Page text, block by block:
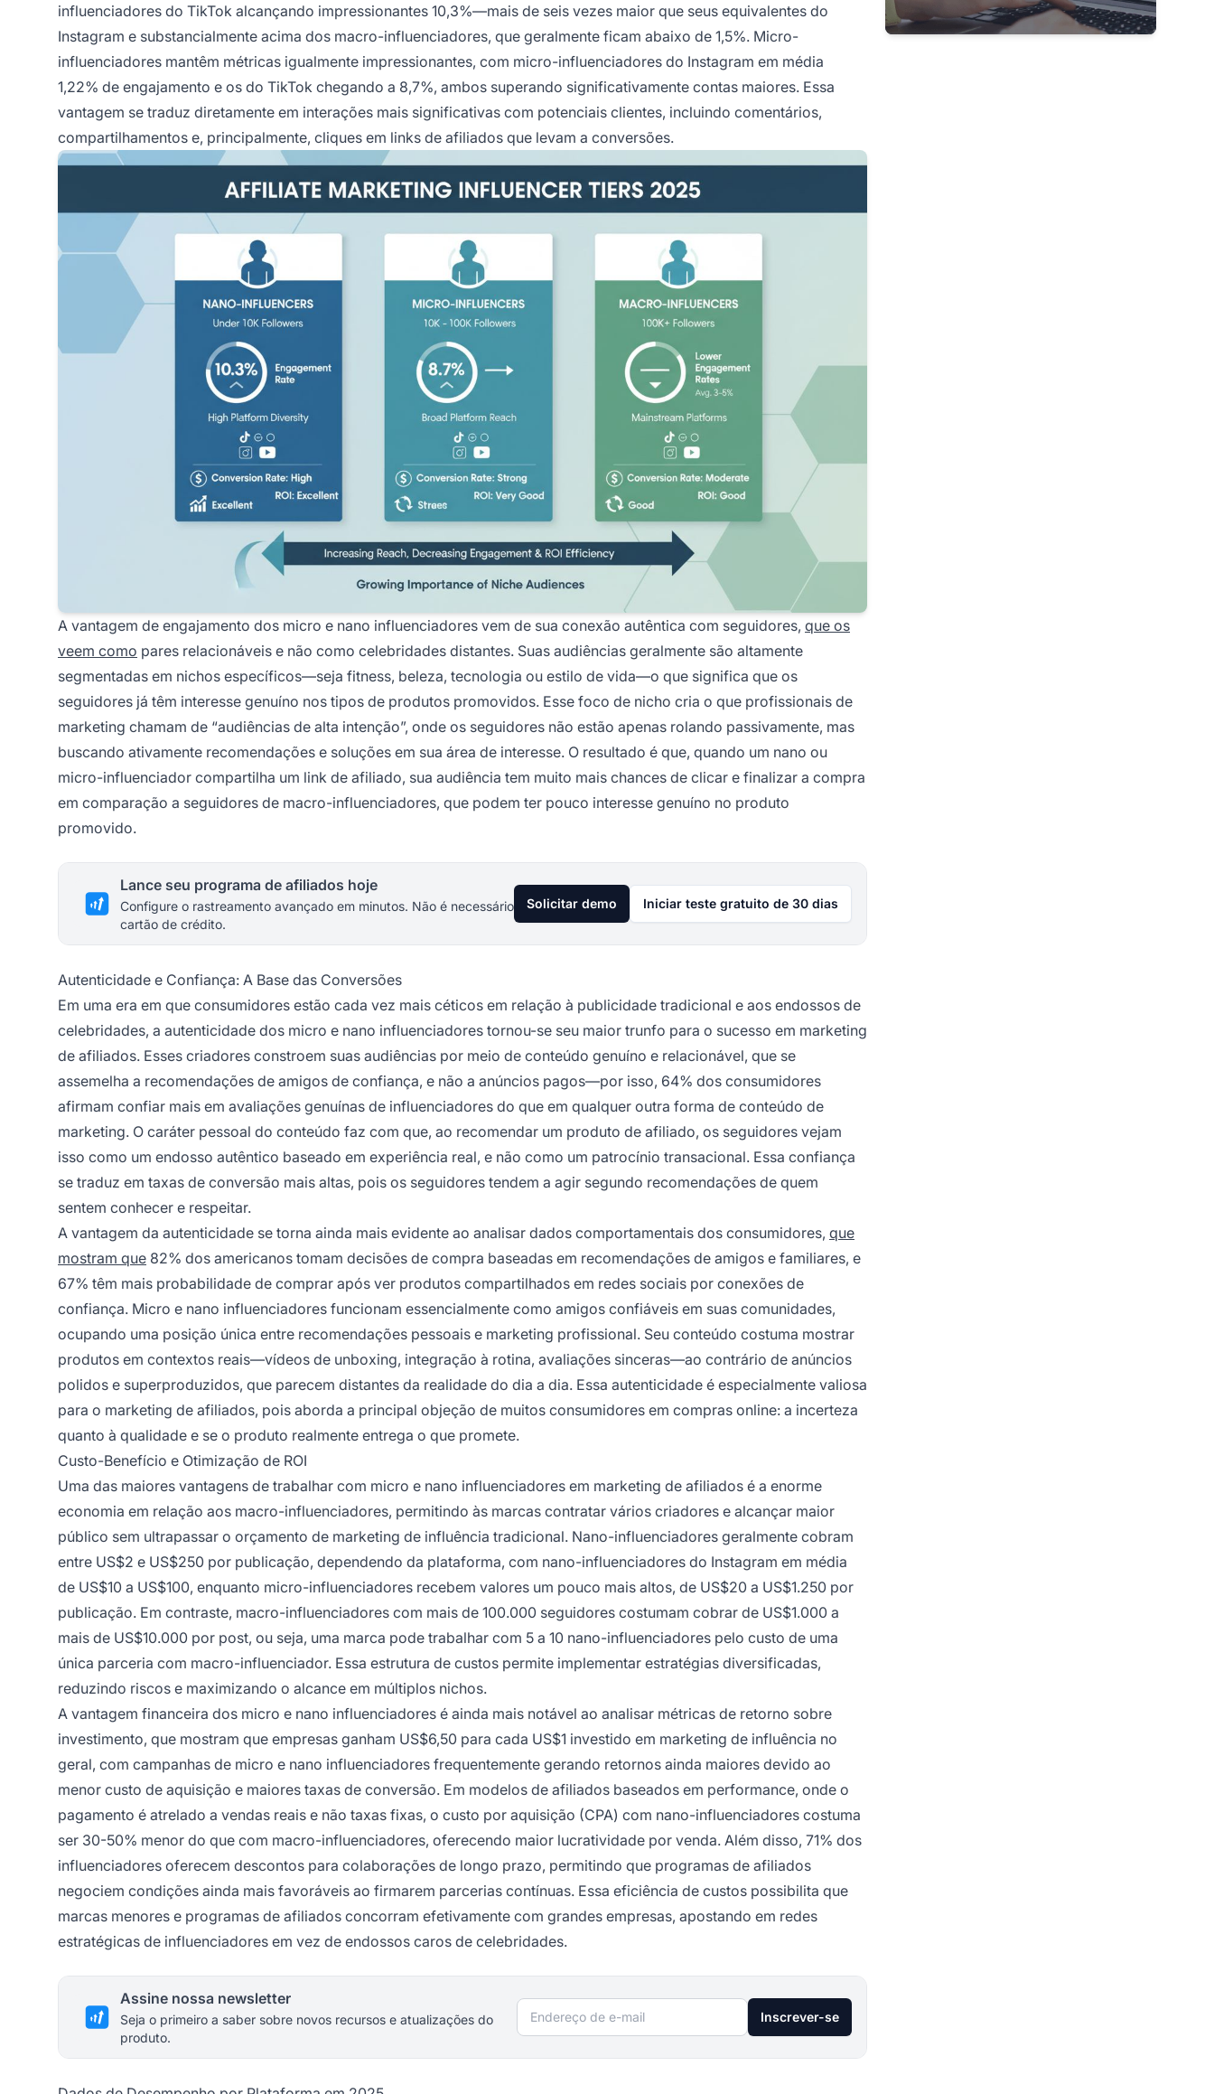
influenciadores do TikTok alcançando impressionantes 10,3%—mais de seis vezes maior que seus equivalentes do
Instagram e substancialmente acima dos macro-influenciadores, que geralmente ficam abaixo de 1,5%. Micro-
influenciadores mantêm métricas igualmente impressionantes, com micro-influenciadores do Instagram em média
1,22% de engajamento e os do TikTok chegando a 8,7%, ambos superando significativamente contas maiores. Essa
vantagem se traduz diretamente em interações mais significativas com potenciais clientes, incluindo comentários,
compartilhamentos e, principalmente, cliques em links de afiliados que levam a conversões.
A vantagem de engajamento dos micro e nano influenciadores vem de sua conexão autêntica com seguidores, que os
veem como pares relacionáveis e não como celebridades distantes. Suas audiências geralmente são altamente
segmentadas em nichos específicos—seja fitness, beleza, tecnologia ou estilo de vida—o que significa que os
seguidores já têm interesse genuíno nos tipos de produtos promovidos. Esse foco de nicho cria o que profissionais de
marketing chamam de “audiências de alta intenção”, onde os seguidores não estão apenas rolando passivamente, mas
buscando ativamente recomendações e soluções em sua área de interesse. O resultado é que, quando um nano ou
micro-influenciador compartilha um link de afiliado, sua audiência tem muito mais chances de clicar e finalizar a compra
em comparação a seguidores de macro-influenciadores, que podem ter pouco interesse genuíno no produto
promovido.
Lance seu programa de afiliados hoje
Configure o rastreamento avançado em minutos. Não é necessário
cartão de crédito.
Solicitar demo Iniciar teste gratuito de 30 dias
Autenticidade e Confiança: A Base das Conversões
Em uma era em que consumidores estão cada vez mais céticos em relação à publicidade tradicional e aos endossos de
celebridades, a autenticidade dos micro e nano influenciadores tornou-se seu maior trunfo para o sucesso em marketing
de afiliados. Esses criadores constroem suas audiências por meio de conteúdo genuíno e relacionável, que se
assemelha a recomendações de amigos de confiança, e não a anúncios pagos—por isso, 64% dos consumidores
afirmam confiar mais em avaliações genuínas de influenciadores do que em qualquer outra forma de conteúdo de
marketing. O caráter pessoal do conteúdo faz com que, ao recomendar um produto de afiliado, os seguidores vejam
isso como um endosso autêntico baseado em experiência real, e não como um patrocínio transacional. Essa confiança
se traduz em taxas de conversão mais altas, pois os seguidores tendem a agir segundo recomendações de quem
sentem conhecer e respeitar.
A vantagem da autenticidade se torna ainda mais evidente ao analisar dados comportamentais dos consumidores, que
mostram que 82% dos americanos tomam decisões de compra baseadas em recomendações de amigos e familiares, e
67% têm mais probabilidade de comprar após ver produtos compartilhados em redes sociais por conexões de
confiança. Micro e nano influenciadores funcionam essencialmente como amigos confiáveis em suas comunidades,
ocupando uma posição única entre recomendações pessoais e marketing profissional. Seu conteúdo costuma mostrar
produtos em contextos reais—vídeos de unboxing, integração à rotina, avaliações sinceras—ao contrário de anúncios
polidos e superproduzidos, que parecem distantes da realidade do dia a dia. Essa autenticidade é especialmente valiosa
para o marketing de afiliados, pois aborda a principal objeção de muitos consumidores em compras online: a incerteza
quanto à qualidade e se o produto realmente entrega o que promete.
Custo-Benefício e Otimização de ROI
Uma das maiores vantagens de trabalhar com micro e nano influenciadores em marketing de afiliados é a enorme
economia em relação aos macro-influenciadores, permitindo às marcas contratar vários criadores e alcançar maior
público sem ultrapassar o orçamento de marketing de influência tradicional. Nano-influenciadores geralmente cobram
entre US$2 e US$250 por publicação, dependendo da plataforma, com nano-influenciadores do Instagram em média
de US$10 a US$100, enquanto micro-influenciadores recebem valores um pouco mais altos, de US$20 a US$1.250 por
publicação. Em contraste, macro-influenciadores com mais de 100.000 seguidores costumam cobrar de US$1.000 a
mais de US$10.000 por post, ou seja, uma marca pode trabalhar com 5 a 10 nano-influenciadores pelo custo de uma
única parceria com macro-influenciador. Essa estrutura de custos permite implementar estratégias diversificadas,
reduzindo riscos e maximizando o alcance em múltiplos nichos.
A vantagem financeira dos micro e nano influenciadores é ainda mais notável ao analisar métricas de retorno sobre
investimento, que mostram que empresas ganham US$6,50 para cada US$1 investido em marketing de influência no
geral, com campanhas de micro e nano influenciadores frequentemente gerando retornos ainda maiores devido ao
menor custo de aquisição e maiores taxas de conversão. Em modelos de afiliados baseados em performance, onde o
pagamento é atrelado a vendas reais e não taxas fixas, o custo por aquisição (CPA) com nano-influenciadores costuma
ser 30-50% menor do que com macro-influenciadores, oferecendo maior lucratividade por venda. Além disso, 71% dos
influenciadores oferecem descontos para colaborações de longo prazo, permitindo que programas de afiliados
negociem condições ainda mais favoráveis ao firmarem parcerias contínuas. Essa eficiência de custos possibilita que
marcas menores e programas de afiliados concorram efetivamente com grandes empresas, apostando em redes
estratégicas de influenciadores em vez de endossos caros de celebridades.
Assine nossa newsletter
Seja o primeiro a saber sobre novos recursos e atualizações do
produto.
Endereço de e-mail Inscrever-se